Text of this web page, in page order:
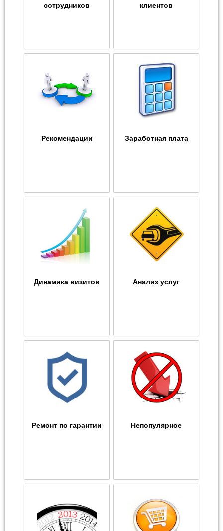
сотрудников
клиентов
Рекомендации Заработная плата
Динамика визитов Анализ услуг
Ремонт по гарантии Непопулярное